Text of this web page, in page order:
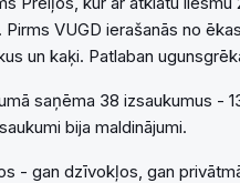
VUGD ierašanās no
un kaķi. Patlaban
saņēma 38 izsaukumus -
bija maldinājumi.
- gan dzīvokļos, gan